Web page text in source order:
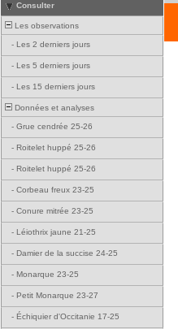
Consulter
Les observations
- Les 2 derniers jours
- Les 5 derniers jours
- Les 15 derniers jours
Données et analyses
- Grue cendrée 25-26
- Roitelet huppé 25-26
- Roitelet huppé 25-26
- Corbeau freux 23-25
- Conure mitrée 23-25
- Léiothrix jaune 21-25
- Damier de la succise 24-25
- Monarque 23-25
- Petit Monarque 23-27
- Échiquier d'Occitanie 17-25